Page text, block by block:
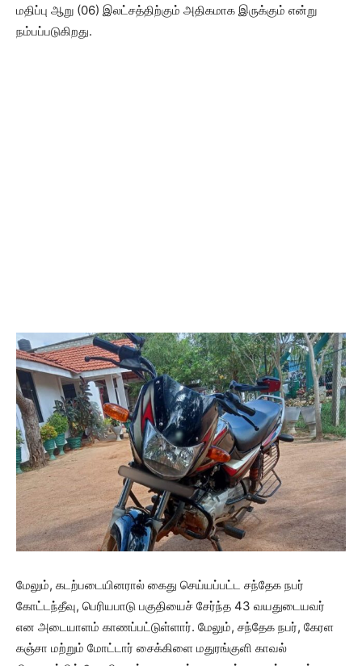
மதிப்பு ஆறு (06) இலட்சத்திற்கும் அதிகமாக இருக்கும் என்று
நம்பப்படுகிறது.
மேலும், கடற்படையினரால் கைது செய்யப்பட்ட சந்தேக நபர்
கோட்டந்தீவு, பெரியபாடு பகுதியைச் சேர்ந்த 43 வயதுடையவர்
என அடையாளம் காணப்பட்டுள்ளார். மேலும், சந்தேக நபர், கேரள
கஞ்சா மற்றும் மோட்டார் சைக்கிளை மதுரங்குளி காவல்